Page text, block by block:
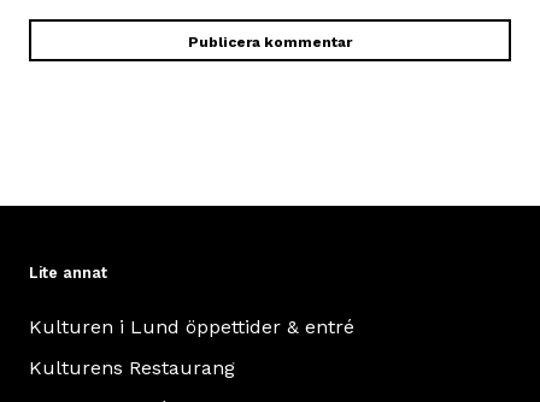
Lite annat
Kulturen i Lund öppettider & entré
Kulturens Restaurang